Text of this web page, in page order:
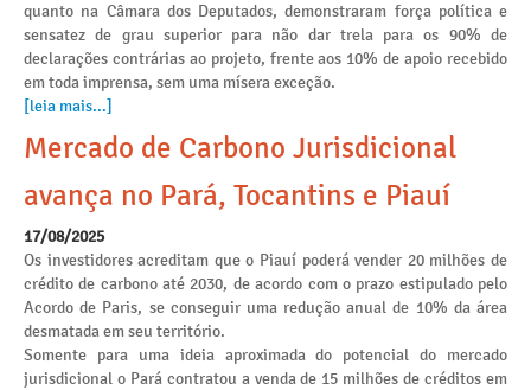
quanto na Câmara dos Deputados, demonstraram força política e
sensatez de grau superior para não dar trela para os 90% de
declarações contrárias ao projeto, frente aos 10% de apoio recebido
em toda imprensa, sem uma mísera exceção.
[leia mais...]
Mercado de Carbono Jurisdicional
avança no Pará, Tocantins e Piauí
17/08/2025
Os investidores acreditam que o Piauí poderá vender 20 milhões de
crédito de carbono até 2030, de acordo com o prazo estipulado pelo
Acordo de Paris, se conseguir uma redução anual de 10% da área
desmatada em seu território.
Somente para uma ideia aproximada do potencial do mercado
jurisdicional o Pará contratou a venda de 15 milhões de créditos em